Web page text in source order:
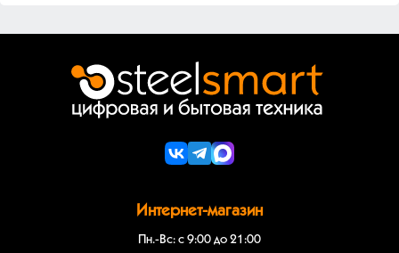
Интернет-магазин
Пн.-Вс: с 9:00 до 21:00